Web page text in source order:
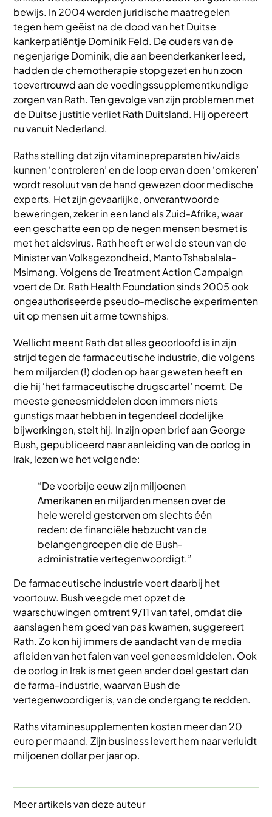
bewijs. In 2004 werden juridische maatregelen
tegen hem geëist na de dood van het Duitse
kankerpatiëntje Dominik Feld. De ouders van de
negenjarige Dominik, die aan beenderkanker leed,
hadden de chemotherapie stopgezet en hun zoon
toevertrouwd aan de voedingssupplementkundige
zorgen van Rath. Ten gevolge van zijn problemen met
de Duitse justitie verliet Rath Duitsland. Hij opereert
nu vanuit Nederland.
Raths stelling dat zijn vitaminepreparaten hiv/aids
kunnen ‘controleren’ en de loop ervan doen ‘omkeren’
wordt resoluut van de hand gewezen door medische
experts. Het zijn gevaarlijke, onverantwoorde
beweringen, zeker in een land als Zuid-Afrika, waar
een geschatte een op de negen mensen besmet is
met het aidsvirus. Rath heeft er wel de steun van de
Minister van Volksgezondheid, Manto Tshabalala-
Msimang. Volgens de Treatment Action Campaign
voert de Dr. Rath Health Foundation sinds 2005 ook
ongeauthoriseerde pseudo-medische experimenten
uit op mensen uit arme townships.
Wellicht meent Rath dat alles geoorloofd is in zijn
strijd tegen de farmaceutische industrie, die volgens
hem miljarden (!) doden op haar geweten heeft en
die hij ‘het farmaceutische drugscartel’ noemt. De
meeste geneesmiddelen doen immers niets
gunstigs maar hebben in tegendeel dodelijke
bijwerkingen, stelt hij. In zijn open brief aan George
Bush, gepubliceerd naar aanleiding van de oorlog in
Irak, lezen we het volgende:
“De voorbije eeuw zijn miljoenen
Amerikanen en miljarden mensen over de
hele wereld gestorven om slechts één
reden: de financiële hebzucht van de
belangengroepen die de Bush-
administratie vertegenwoordigt.”
De farmaceutische industrie voert daarbij het
voortouw. Bush veegde met opzet de
waarschuwingen omtrent 9/11 van tafel, omdat die
aanslagen hem goed van pas kwamen, suggereert
Rath. Zo kon hij immers de aandacht van de media
afleiden van het falen van veel geneesmiddelen. Ook
de oorlog in Irak is met geen ander doel gestart dan
de farma-industrie, waarvan Bush de
vertegenwoordiger is, van de ondergang te redden.
Raths vitaminesupplementen kosten meer dan 20
euro per maand. Zijn business levert hem naar verluidt
miljoenen dollar per jaar op.
Meer artikels van deze auteur